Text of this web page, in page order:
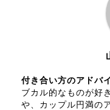
付き合い方のアドバ
ブカル的なものが好
や、カップル円満の